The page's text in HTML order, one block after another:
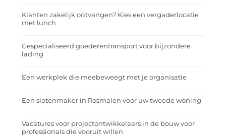
Klanten zakelijk ontvangen? Kies een vergaderlocatie
met lunch
Gespecialiseerd goederentransport voor bijzondere
lading
Een werkplek die meebeweegt met je organisatie
Een slotenmaker in Rosmalen voor uw tweede woning
Vacatures voor projectontwikkelaars in de bouw voor
professionals die vooruit willen